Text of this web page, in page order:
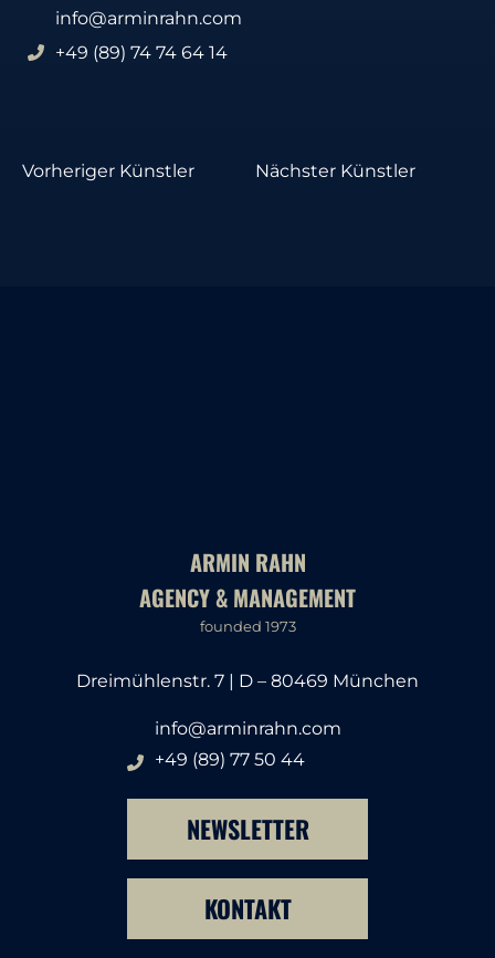
info@arminrahn.com
+49 (89) 74 74 64 14
Vorheriger Künstler Nächster Künstler
ARMIN RAHN
AGENCY & MANAGEMENT
founded 1973
Dreimühlenstr. 7 | D – 80469 München
info@arminrahn.com
+49 (89) 77 50 44
NEWSLETTER
KONTAKT